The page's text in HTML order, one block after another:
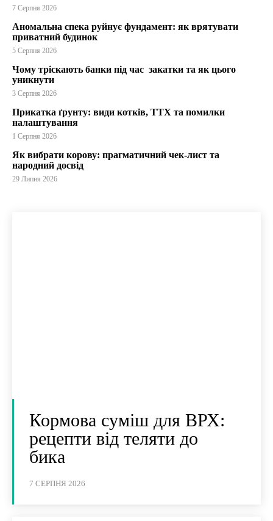
7 Серпня 2026
Аномальна спека руйнує фундамент: як врятувати
приватний будинок
5 Серпня 2026
Чому тріскають банки під час закатки та як цього
уникнути
3 Серпня 2026
Прикатка ґрунту: види котків, ТТХ та помилки
налаштування
1 Серпня 2026
Як вибрати корову: прагматичний чек-лист та
народний досвід
29 Липня 2026
Кормова суміш для ВРХ:
рецепти від теляти до
бика
7 СЕРПНЯ 2026